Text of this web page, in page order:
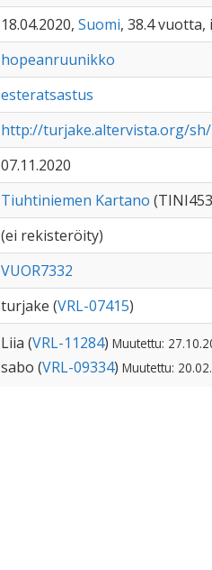
18.04.2020, Suomi, 38.4 vuotta,
hopeanruunikko
esteratsastus
http://turjake.altervista.org/
07.11.2020
Tiuhtiniemen Kartano
(ei rekisteröity)
VUOR7332
turjake (VRL-07415)
Liia (VRL-11284) Muutettu:
sabo (VRL-09334) Muutettu: